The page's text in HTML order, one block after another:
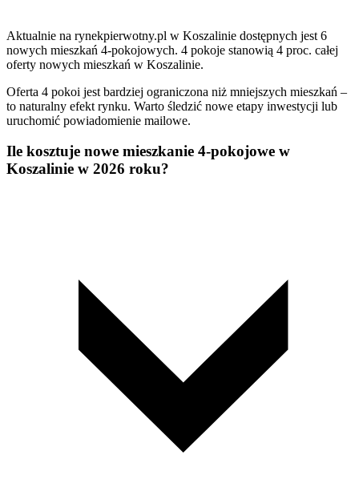
Aktualnie na rynekpierwotny.pl w Koszalinie dostępnych jest 6
nowych mieszkań 4-pokojowych. 4 pokoje stanowią 4 proc. całej
oferty nowych mieszkań w Koszalinie.
Oferta 4 pokoi jest bardziej ograniczona niż mniejszych mieszkań –
to naturalny efekt rynku. Warto śledzić nowe etapy inwestycji lub
uruchomić powiadomienie mailowe.
Ile kosztuje nowe mieszkanie 4-pokojowe w
Koszalinie w 2026 roku?